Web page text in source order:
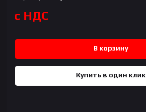
с НДС
В корзину
Купить в один клик